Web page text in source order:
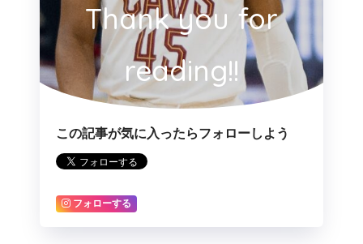
Thank you for
reading!!
この記事が気に入ったらフォローしよう
フォローする